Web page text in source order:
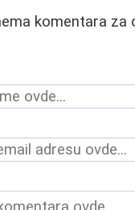
komentara za